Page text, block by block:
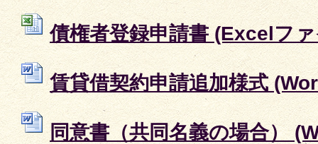
債権者登録申請書 (Excelフ
賃貸借契約申請追加様式
同意書（共同名義の場合）